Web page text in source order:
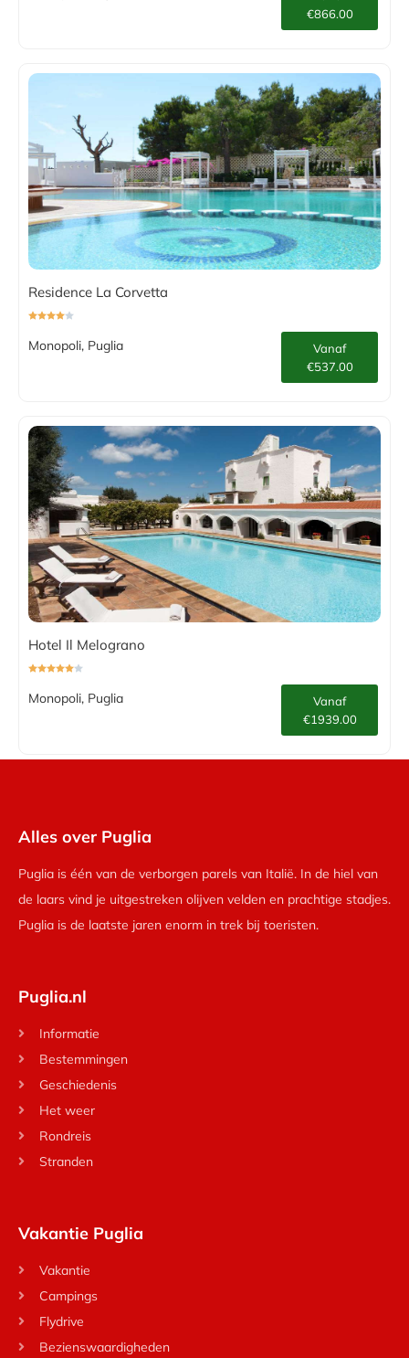
€866.00
Residence La Corvetta
Monopoli, Puglia
Vanaf
€537.00
Hotel Il Melograno
Monopoli, Puglia
Vanaf
€1939.00
Alles over Puglia
Puglia is één van de verborgen parels van Italië. In de hiel van
de laars vind je uitgestreken olijven velden en prachtige stadjes.
Puglia is de laatste jaren enorm in trek bij toeristen.
Puglia.nl
Informatie
Bestemmingen
Geschiedenis
Het weer
Rondreis
Stranden
Vakantie Puglia
Vakantie
Campings
Flydrive
Bezienswaardigheden